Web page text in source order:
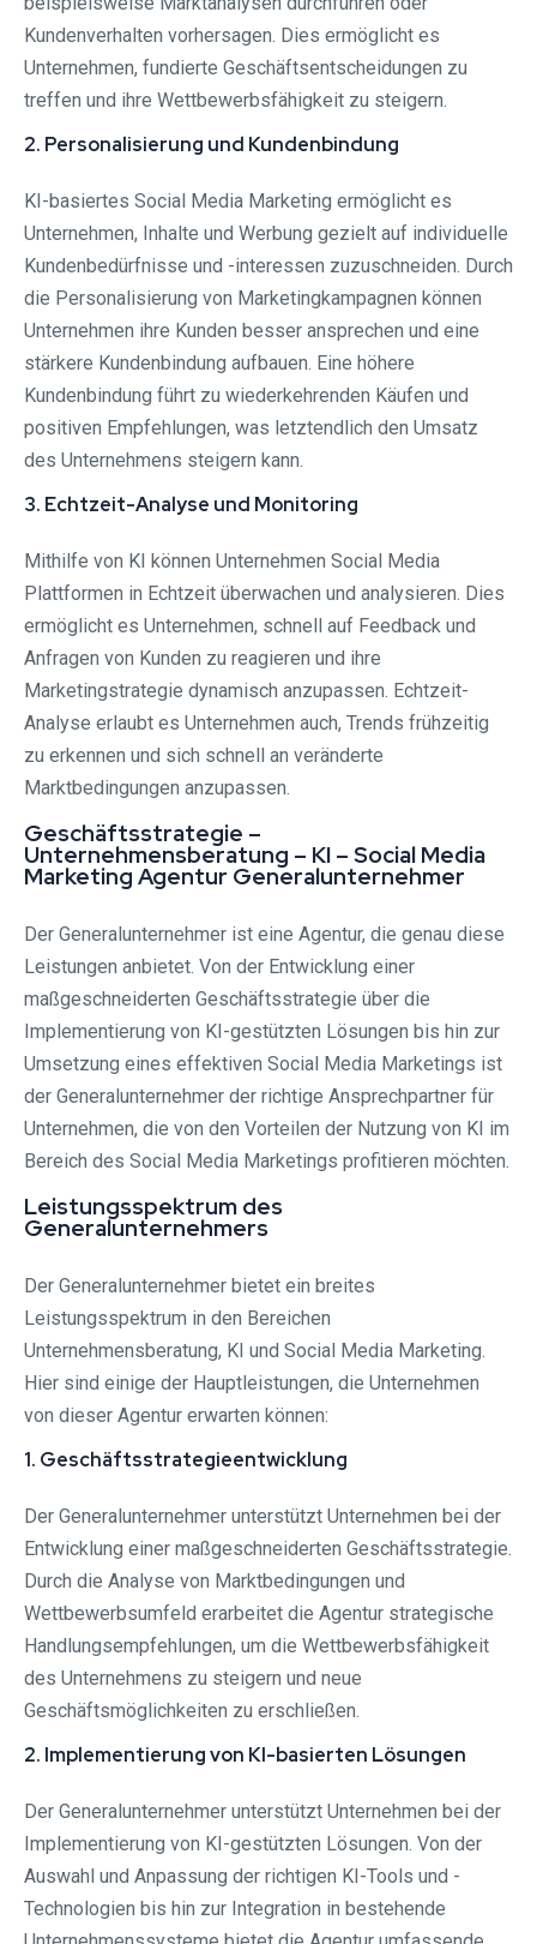
Kundenverhalten vorhersagen. Dies ermöglicht es
Unternehmen, fundierte Geschäftsentscheidungen zu
treffen und ihre Wettbewerbsfähigkeit zu steigern.
2. Personalisierung und Kundenbindung
KI-basiertes Social Media Marketing ermöglicht es
Unternehmen, Inhalte und Werbung gezielt auf individuelle
Kundenbedürfnisse und -interessen zuzuschneiden. Durch
die Personalisierung von Marketingkampagnen können
Unternehmen ihre Kunden besser ansprechen und eine
stärkere Kundenbindung aufbauen. Eine höhere
Kundenbindung führt zu wiederkehrenden Käufen und
positiven Empfehlungen, was letztendlich den Umsatz
des Unternehmens steigern kann.
3. Echtzeit-Analyse und Monitoring
Mithilfe von KI können Unternehmen Social Media
Plattformen in Echtzeit überwachen und analysieren. Dies
ermöglicht es Unternehmen, schnell auf Feedback und
Anfragen von Kunden zu reagieren und ihre
Marketingstrategie dynamisch anzupassen. Echtzeit-
Analyse erlaubt es Unternehmen auch, Trends frühzeitig
zu erkennen und sich schnell an veränderte
Marktbedingungen anzupassen.
Geschäftsstrategie –
Unternehmensberatung – KI – Social Media
Marketing Agentur Generalunternehmer
Der Generalunternehmer ist eine Agentur, die genau diese
Leistungen anbietet. Von der Entwicklung einer
maßgeschneiderten Geschäftsstrategie über die
Implementierung von KI-gestützten Lösungen bis hin zur
Umsetzung eines effektiven Social Media Marketings ist
der Generalunternehmer der richtige Ansprechpartner für
Unternehmen, die von den Vorteilen der Nutzung von KI im
Bereich des Social Media Marketings profitieren möchten.
Leistungsspektrum des
Generalunternehmers
Der Generalunternehmer bietet ein breites
Leistungsspektrum in den Bereichen
Unternehmensberatung, KI und Social Media Marketing.
Hier sind einige der Hauptleistungen, die Unternehmen
von dieser Agentur erwarten können:
1. Geschäftsstrategieentwicklung
Der Generalunternehmer unterstützt Unternehmen bei der
Entwicklung einer maßgeschneiderten Geschäftsstrategie.
Durch die Analyse von Marktbedingungen und
Wettbewerbsumfeld erarbeitet die Agentur strategische
Handlungsempfehlungen, um die Wettbewerbsfähigkeit
des Unternehmens zu steigern und neue
Geschäftsmöglichkeiten zu erschließen.
2. Implementierung von KI-basierten Lösungen
Der Generalunternehmer unterstützt Unternehmen bei der
Implementierung von KI-gestützten Lösungen. Von der
Auswahl und Anpassung der richtigen KI-Tools und -
Technologien bis hin zur Integration in bestehende